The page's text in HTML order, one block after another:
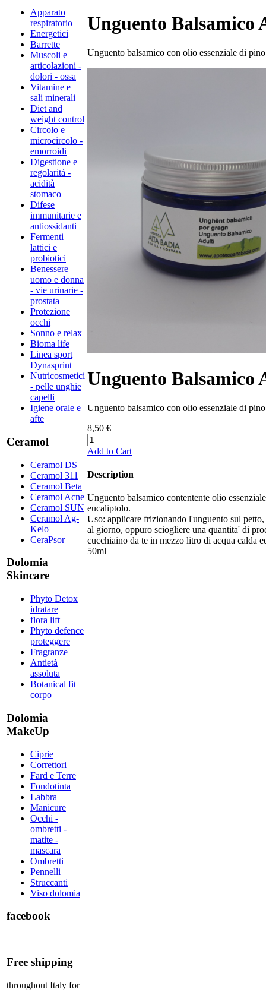
Apparato
respiratorio
Energetici
Barrette
Muscoli e
articolazioni -
dolori - ossa
Vitamine e
sali minerali
Diet and
weight control
Circolo e
microcircolo -
emorroidi
Digestione e
regolaritá -
acidità
stomaco
Difese
immunitarie e
antiossidanti
Fermenti
lattici e
probiotici
Benessere
uomo e donna
- vie urinarie -
prostata
Protezione
occhi
Sonno e relax
Bioma life
Linea sport
Dynasprint
Nutricosmetici
- pelle unghie
capelli
Igiene orale e
afte
Ceramol
Ceramol DS
Ceramol 311
Ceramol Beta
Ceramol Acne
Ceramol SUN
Ceramol Ag-
Kelo
CeraPsor
Dolomia
Skincare
Phyto Detox
idratare
flora lift
Phyto defence
proteggere
Fragranze
Antietà
assoluta
Botanical fit
corpo
Dolomia
MakeUp
Ciprie
Correttori
Fard e Terre
Fondotinta
Labbra
Manicure
Occhi -
ombretti -
matite -
mascara
Ombretti
Pennelli
Struccanti
Viso dolomia
facebook
Free shipping
throughout Italy for
Unguento Balsamico
Unguento balsamico con olio essenziale di
Unguento Balsamico
Unguento balsamico con olio essenziale di
8,50 €
Add to Cart
Description
Unguento balsamico contentente olio
eucaliptolo.
Uso: applicare frizionando l'unguento sul
al giorno, oppuro sciogliere una quantita' di
cucchiaino da te in mezzo litro di acqua calda
50ml